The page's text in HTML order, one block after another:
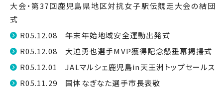
大会・第37回鹿児島県地区対抗女子駅伝競走大会の結団
式
R05.12.08 年末年始地域安全運動出発式
R05.12.08 大迫勇也選手MVP獲得記念懸垂幕掲揚式
R05.12.01 JALマルシェ鹿児島in天王洲トップセールス
R05.11.29 国体なぎなた選手市長表敬